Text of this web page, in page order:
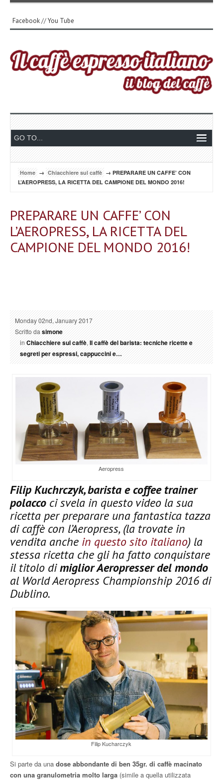
Facebook//You Tube
Home → Chiacchiere sul caffè → PREPARARE UN CAFFE’ CON
L’AEROPRESS, LA RICETTA DEL CAMPIONE DEL MONDO 2016!
PREPARARE UN CAFFE’ CON
L’AEROPRESS, LA RICETTA DEL
CAMPIONE DEL MONDO 2016!
Monday 02nd, January 2017
Scritto dasimone
inChiacchiere sul caffè,Il caffè del barista: tecniche ricette e
segreti per espressi, cappuccini e…
Aeropress
Filip Kuchrczyk, barista e coffee trainer
polacco ci svela in questo video la sua
ricetta per preparare una fantastica tazza
di caffè con l’Aeropress, (la trovate in
vendita anche in questo sito italiano) la
stessa ricetta che gli ha fatto conquistare
il titolo dimiglior Aeropresser del mondo
al World Aeropress Championship 2016 di
Dublino.
Filip Kucharczyk
Si parte da una dose abbondante di ben 35gr. di caffè macinato
con una granulometria molto larga (simile a quella utilizzata